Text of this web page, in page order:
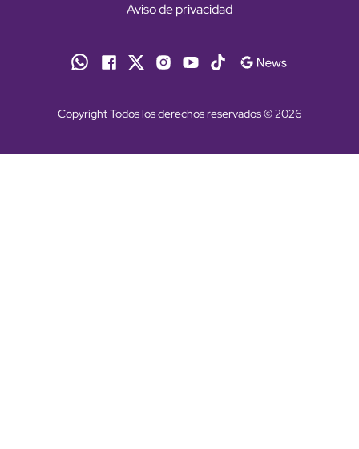
Aviso de privacidad
Copyright Todos los derechos reservados © 2026